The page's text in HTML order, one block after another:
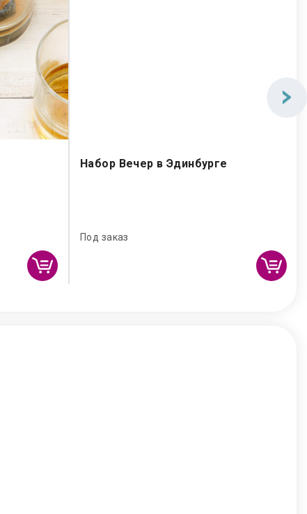
Набор Вечер в Эдинбурге
Под заказ